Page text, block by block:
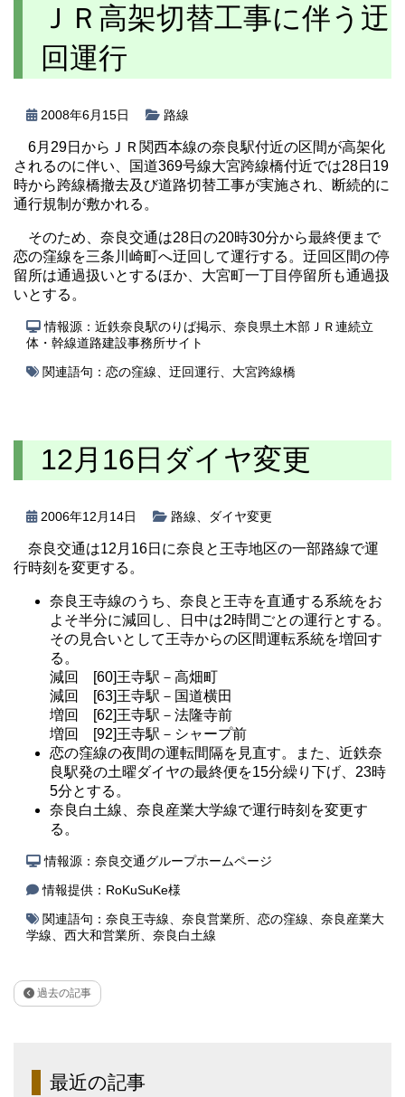
ＪＲ高架切替工事に伴う迂
回運行
2008年6月15日 路線
6月29日からＪＲ関西本線の奈良駅付近の区間が高架化
されるのに伴い、国道369号線大宮跨線橋付近では28日19
時から跨線橋撤去及び道路切替工事が実施され、断続的に
通行規制が敷かれる。
そのため、奈良交通は28日の20時30分から最終便まで
恋の窪線を三条川崎町へ迂回して運行する。迂回区間の停
留所は通過扱いとするほか、大宮町一丁目停留所も通過扱
いとする。
情報源：近鉄奈良駅のりば掲示、奈良県土木部ＪＲ連続立
体・幹線道路建設事務所サイト
関連語句： 恋の窪線 迂回運行 大宮跨線橋
12月16日ダイヤ変更
2006年12月14日 路線 ダイヤ変更
奈良交通は12月16日に奈良と王寺地区の一部路線で運
行時刻を変更する。
奈良王寺線のうち、奈良と王寺を直通する系統をお
よそ半分に減回し、日中は2時間ごとの運行とする。
その見合いとして王寺からの区間運転系統を増回す
る。
減回 [60]王寺駅－高畑町
減回 [63]王寺駅－国道横田
増回 [62]王寺駅－法隆寺前
増回 [92]王寺駅－シャープ前
恋の窪線の夜間の運転間隔を見直す。また、近鉄奈
良駅発の土曜ダイヤの最終便を15分繰り下げ、23時
5分とする。
奈良白土線、奈良産業大学線で運行時刻を変更す
る。
情報源：奈良交通グループホームページ
情報提供：RoKuSuKe様
関連語句： 奈良王寺線 奈良営業所 恋の窪線
奈良産業大
学線
西大和営業所 奈良白土線
過去の記事
最近の記事